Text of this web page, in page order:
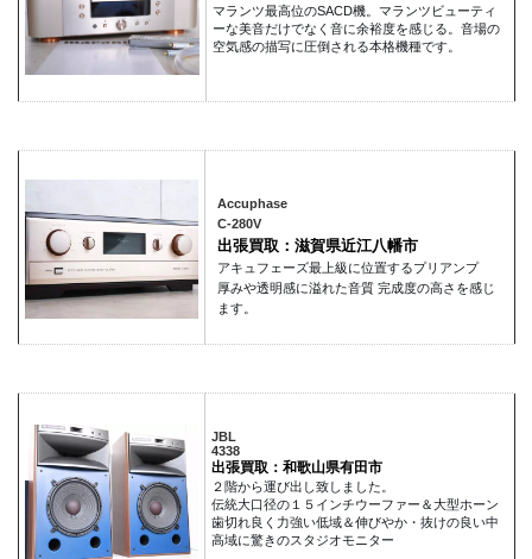
マランツ最高位のSACD機。マランツビューティ
ーな美音だけでなく音に余裕度を感じる。音場の
空気感の描写に圧倒される本格機種です。
Accuphase
C-280V
出張買取：滋賀県近江八幡市
アキュフェーズ最上級に位置するプリアンプ
厚みや透明感に溢れた音質 完成度の高さを感じ
ます。
JBL
4338
出張買取：和歌山県有田市
２階から運び出し致しました。
伝統大口径の１５インチウーファー＆大型ホーン
歯切れ良く力強い低域＆伸びやか・抜けの良い中
高域に驚きのスタジオモニター